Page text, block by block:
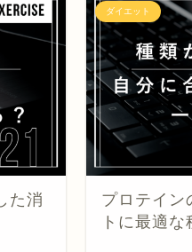
た消
ダイエット
プロテイン
トに最適